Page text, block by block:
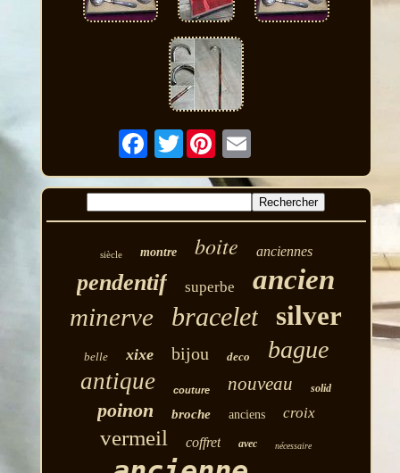
Twitter
siècle montre boite anciennes
pendentif superbe ancien
minerve bracelet silver
belle xixe bijou deco bague
antique couture nouveau solid
poinon broche anciens croix
vermeil coffret avec nécessaire